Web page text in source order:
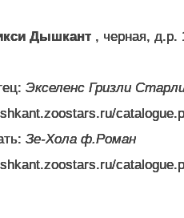
Дышкант , черная, д.р.
Экселенс Гризли
Зе-Хола ф.Роман